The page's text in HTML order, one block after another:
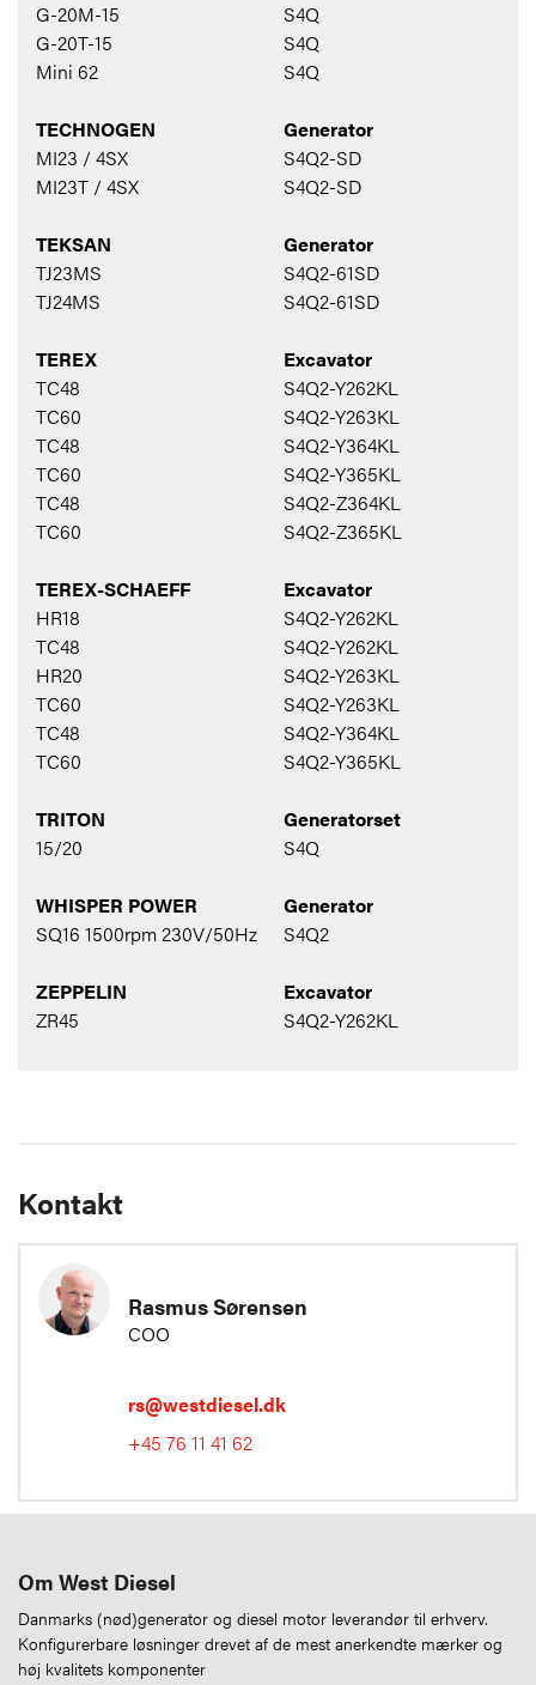
G-20M-15
S4Q
G-20T-15
S4Q
Mini 62
S4Q
TECHNOGEN
Generator
MI23 / 4SX
S4Q2-SD
MI23T / 4SX
S4Q2-SD
TEKSAN
Generator
TJ23MS
S4Q2-61SD
TJ24MS
S4Q2-61SD
TEREX
Excavator
TC48
S4Q2-Y262KL
TC60
S4Q2-Y263KL
TC48
S4Q2-Y364KL
TC60
S4Q2-Y365KL
TC48
S4Q2-Z364KL
TC60
S4Q2-Z365KL
TEREX-SCHAEFF
Excavator
HR18
S4Q2-Y262KL
TC48
S4Q2-Y262KL
HR20
S4Q2-Y263KL
TC60
S4Q2-Y263KL
TC48
S4Q2-Y364KL
TC60
S4Q2-Y365KL
TRITON
Generatorset
15/20
S4Q
WHISPER POWER
Generator
SQ16 1500rpm 230V/50Hz
S4Q2
ZEPPELIN
Excavator
ZR45
S4Q2-Y262KL
Kontakt
Rasmus Sørensen
COO
rs@westdiesel.dk
+45 76 11 41 62
Om West Diesel
Danmarks (nød)generator og diesel motor leverandør til erhverv.
Konfigurerbare løsninger drevet af de mest anerkendte mærker og
høj kvalitets komponenter